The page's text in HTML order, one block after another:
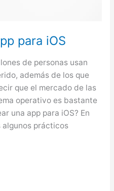
para iOS
de personas usan
además de los que
que el mercado de las
operativo es bastante
una app para iOS? En
algunos prácticos